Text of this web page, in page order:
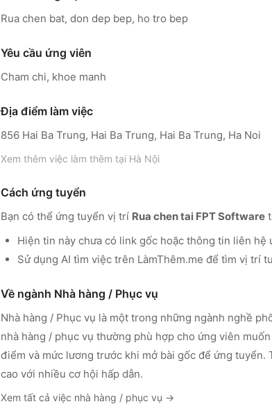
Rua chen bat, don dep bep, ho tro bep
Yêu cầu ứng viên
Cham chi, khoe manh
Địa điểm làm việc
856 Hai Ba Trung, Hai Ba Trung, Hai Ba Trung, Ha Noi
Xem thêm việc làm thêm tại Hà Nội
Cách ứng tuyển
Bạn có thể ứng tuyển vị trí Rua chen tai FPT Software
Hiện tin này chưa có link gốc hoặc thông tin liên
Sử dụng AI tìm việc trên LàmThêm.me để tìm vị trí
Về ngành Nhà hàng / Phục vụ
Nhà hàng / Phục vụ là một trong những ngành nghề
nhà hàng / phục vụ thường phù hợp cho ứng viên
điểm và mức lương trước khi mở bài gốc để ứng tuyển.
cao với nhiều cơ hội hấp dẫn.
Xem tất cả việc nhà hàng / phục vụ →